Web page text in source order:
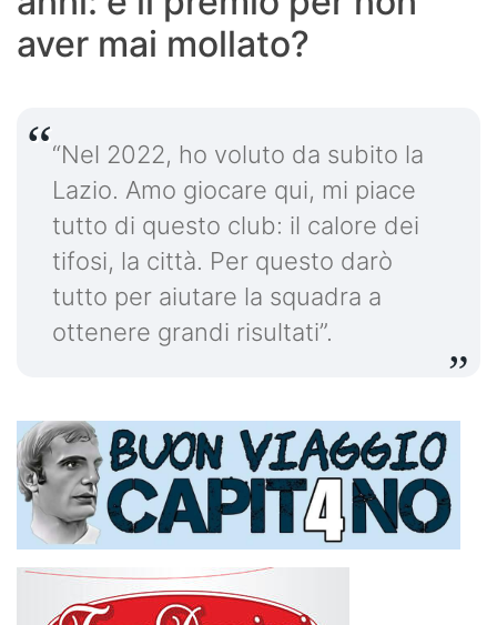
aver mai mollato?
“Nel 2022, ho voluto da subito la
Lazio. Amo giocare qui, mi piace
tutto di questo club: il calore dei
tifosi, la città. Per questo darò
tutto per aiutare la squadra a
ottenere grandi risultati”.